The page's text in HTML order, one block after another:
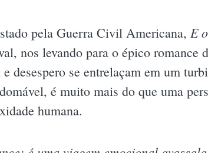
pela Guerra Civil Americana, E
nos levando para o épico
desespero se entrelaçam em um
é muito mais do que uma
humana.